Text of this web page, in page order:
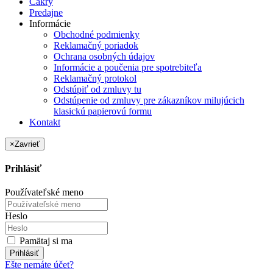
Predajne
Informácie
Obchodné podmienky
Reklamačný poriadok
Ochrana osobných údajov
Informácie a poučenia pre spotrebiteľa
Reklamačný protokol
Odstúpiť od zmluvy tu
Odstúpenie od zmluvy pre zákazníkov milujúcich
klasickú papierovú formu
Kontakt
×Zavrieť
Prihlásiť
Používateľské meno
Heslo
Pamätaj si ma
Prihlásiť
Ešte nemáte účet?